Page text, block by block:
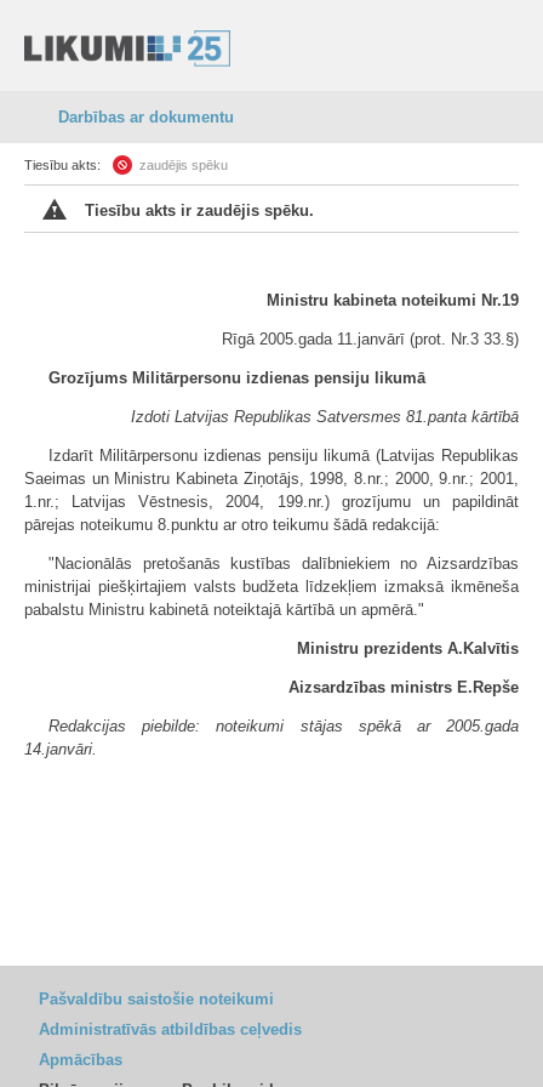
Darbības ar dokumentu
Tiesību akts: zaudējis spēku
Tiesību akts ir zaudējis spēku.
Ministru kabineta noteikumi Nr.19
Rīgā 2005.gada 11.janvārī (prot. Nr.3 33.§)
Grozījums Militārpersonu izdienas pensiju likumā
Izdoti Latvijas Republikas Satversmes 81.panta kārtībā
Izdarīt Militārpersonu izdienas pensiju likumā (Latvijas Republikas
Saeimas un Ministru Kabineta Ziņotājs, 1998, 8.nr.; 2000, 9.nr.; 2001,
1.nr.; Latvijas Vēstnesis, 2004, 199.nr.) grozījumu un papildināt
pārejas noteikumu 8.punktu ar otro teikumu šādā redakcijā:
"Nacionālās pretošanās kustības dalībniekiem no Aizsardzības
ministrijai piešķirtajiem valsts budžeta līdzekļiem izmaksā ikmēneša
pabalstu Ministru kabinetā noteiktajā kārtībā un apmērā."
Ministru prezidents A.Kalvītis
Aizsardzības ministrs E.Repše
Redakcijas piebilde: noteikumi stājas spēkā ar 2005.gada
14.janvāri.
Pašvaldību saistošie noteikumi
Administratīvās atbildības ceļvedis
Apmācības